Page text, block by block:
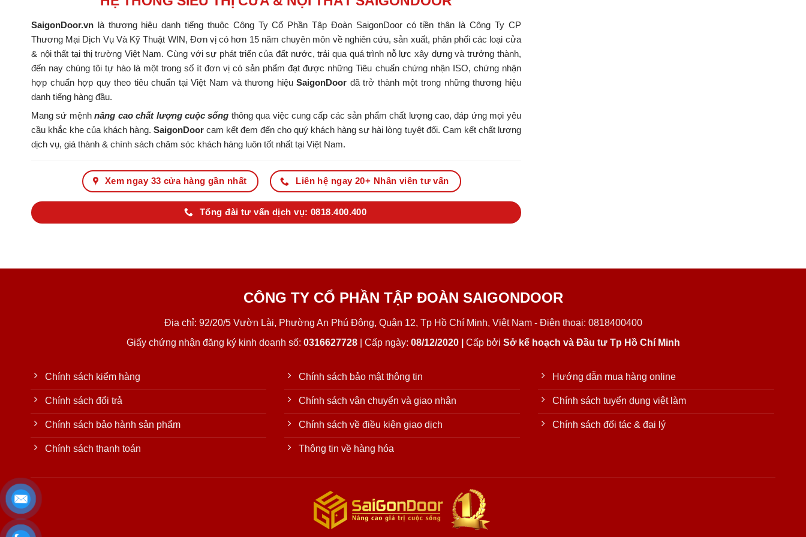
SaigonDoor.vn là thương hiệu danh tiếng thuộc Công Ty Cổ Phần Tập Đoàn SaigonDoor có tiền thân là Công Ty CP
Thương Mại Dịch Vụ Và Kỹ Thuật WIN, Đơn vị có hơn 15 năm chuyên môn về nghiên cứu, sản xuất, phân phối các loại cửa
& nội thất tại thị trường Việt Nam. Cùng với sự phát triển của đất nước, trải qua quá trình nỗ lực xây dựng và trưởng thành,
đến nay chúng tôi tự hào là một trong số ít đơn vị có sản phẩm đạt được những Tiêu chuẩn chứng nhận ISO, chứng nhận
hợp chuẩn hợp quy theo tiêu chuẩn tại Việt Nam và thương hiệuSaigonDoor đã trở thành một trong những thương hiệu
danh tiếng hàng đầu.
Mang sứ mệnhnâng cao chất lượng cuộc sống thông qua việc cung cấp các sản phẩm chất lượng cao, đáp ứng mọi yêu
cầu khắc khe của khách hàng.SaigonDoor cam kết đem đến cho quý khách hàng sự hài lòng tuyệt đối. Cam kết chất lượng
dịch vụ, giá thành & chính sách chăm sóc khách hàng luôn tốt nhất tại Việt Nam.
Xem ngay 33 cửa hàng gần nhất Liên hệ ngay 20+ Nhân viên tư vấn
Tổng đài tư vấn dịch vụ: 0818.400.400
CÔNG TY CỔ PHẦN TẬP ĐOÀN SAIGONDOOR
Địa chỉ: 92/20/5 Vườn Lài, Phường An Phú Đông, Quận 12, Tp Hồ Chí Minh, Việt Nam - Điện thoại: 0818400400
Giấy chứng nhận đăng ký kinh doanh số: 0316627728| Cấp ngày: 08/12/2020 | Cấp bởi Sở kế hoạch và Đầu tư Tp Hồ Chí Minh
Chính sách kiểm hàng
Chính sách đổi trả
Chính sách bảo hành sản phẩm
Chính sách thanh toán
Chính sách bảo mật thông tin
Chính sách vận chuyển và giao nhận
Chính sách về điều kiện giao dịch
Thông tin về hàng hóa
Hướng dẫn mua hàng online
Chính sách tuyển dụng việt làm
Chính sách đối tác & đại lý